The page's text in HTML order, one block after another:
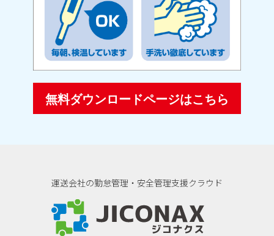
無料ダウンロードページはこちら
運送会社の勤怠管理・安全管理支援クラウド